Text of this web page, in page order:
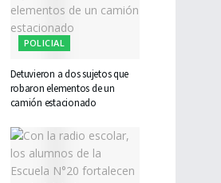
POLICIAL
Detuvieron a dos sujetos que
robaron elementos de un
camión estacionado